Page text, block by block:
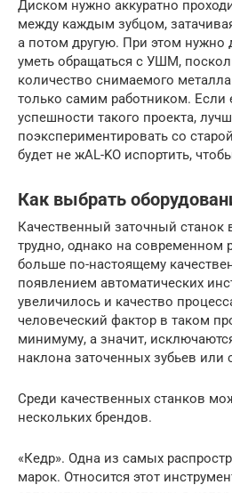
Диском нужно аккуратно
между каждым зубцом,
а потом другую. При этом нужно
уметь обращаться с УШМ,
количество снимаемого металла
только самим работником. Если
успешности такого проекта,
поэкспериментировать со
будет не жAL-KO испортить,
Как выбрать
Качественный заточный станок
трудно, однако на современном
больше по-настоящему
появлением автоматических
увеличилось и качество
человеческий фактор в таком
минимуму, а значит,
наклона заточенных зубьев или
Среди качественных станков
нескольких брендов.
«Кедр». Одна из самых
марок. Относится этот